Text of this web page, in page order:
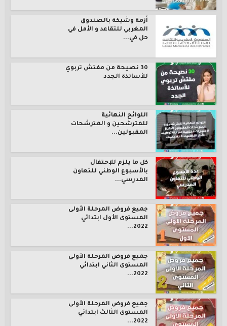
أزمة وشيكة بالصندوق
المغربي للتقاعد و الأمل في
حل في...
30 نصيحة من مفتش تربوي
للأساتذة الجدد
اللوائح النهائية
للمترشحين و المترشحات
المقبولين...
كل ما يلزم للإحتفال
بالأسبوع الوطني للتعاون
المدرسي...
جميع فروض المرحلة الأولى
المستوى الأول ابتدائي
2022...
جميع فروض المرحلة الأولى
المستوى الثاني ابتدائي
2022...
جميع فروض المرحلة الأولى
المستوى الثالث ابتدائي
2022...